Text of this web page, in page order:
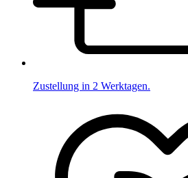
Zustellung in 2 Werktagen.